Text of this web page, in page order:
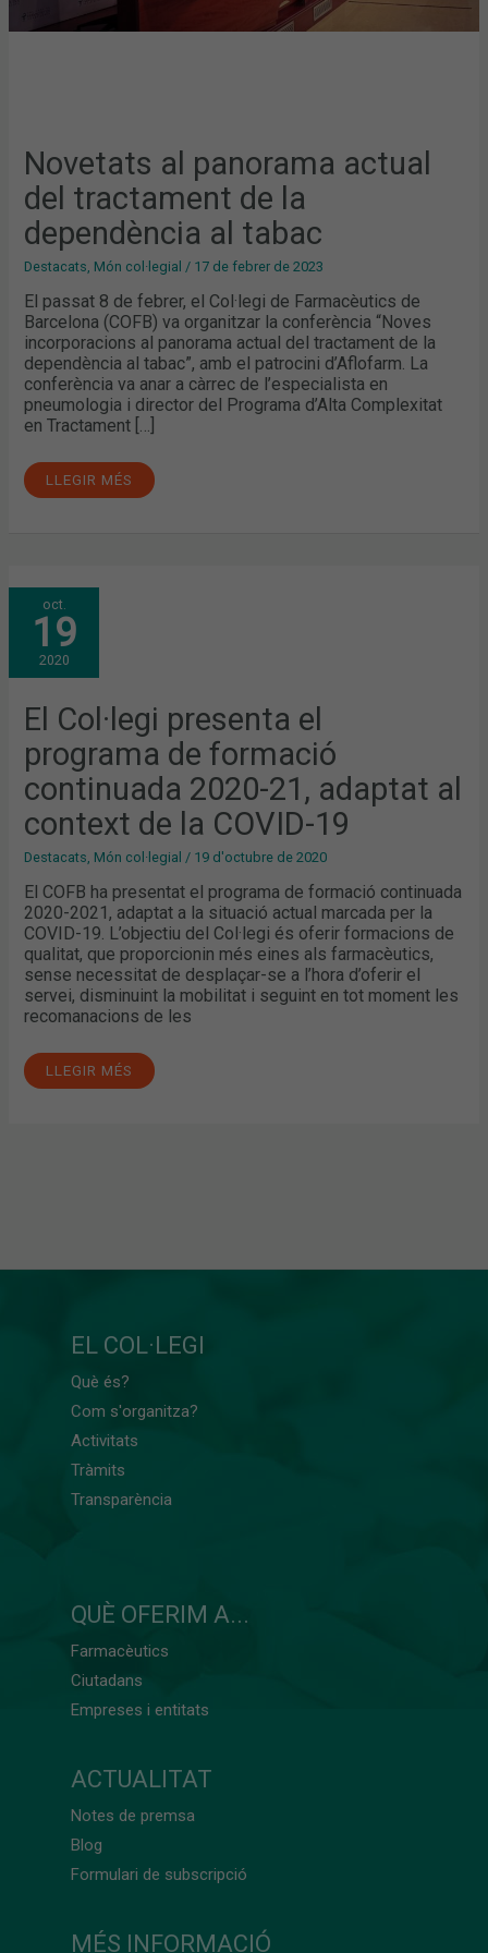
Novetats al panorama actual
del tractament de la
dependència al tabac
Destacats, Món col·legial / 17 de febrer de 2023
El passat 8 de febrer, el Col·legi de Farmacèutics de
Barcelona (COFB) va organitzar la conferència “Noves
incorporacions al panorama actual del tractament de la
dependència al tabac”, amb el patrocini d’Aflofarm. La
conferència va anar a càrrec de l’especialista en
pneumologia i director del Programa d’Alta Complexitat
en Tractament […]
LLEGIR MÉS
oct.
19
2020
El Col·legi presenta el
programa de formació
continuada 2020-21, adaptat al
context de la COVID-19
Destacats Món col·legial / 19 d'octubre de 2020
El COFB ha presentat el programa de formació continuada
2020-2021, adaptat a la situació actual marcada per la
COVID-19. L’objectiu del Col·legi és oferir formacions de
qualitat, que proporcionin més eines als farmacèutics,
sense necessitat de desplaçar-se a l’hora d’oferir el
servei, disminuint la mobilitat i seguint en tot moment les
recomanacions de les
EL
COL·LEGI
PRESENTA
EL
PROGRAMA
DE
FORMACIÓ
2020-
21,
ADAPTAT
AL
CONTEXT
LA
COVID-
19
LLEGIR MÉS
EL COL·LEGI
Què és?
Com s'organitza?
Activitats
Tràmits
Transparència
QUÈ OFERIM A...
Farmacèutics
Ciutadans
Empreses i entitats
ACTUALITAT
Notes de premsa
Blog
Formulari de subscripció
MÉS INFORMACIÓ